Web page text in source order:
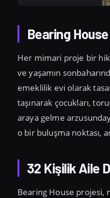
Bearing
Her mimari proje bir
ve yaşamın
emeklilik evi olarak
taşınarak çocukları,
araya gelme
o bir buluşma noktası,
32 Kişilik Aile
Bearing House projesi,